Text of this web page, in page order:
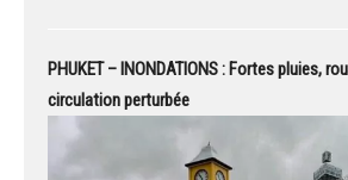
PHUKET – INONDATIONS : Fortes pluies,
circulation perturbée